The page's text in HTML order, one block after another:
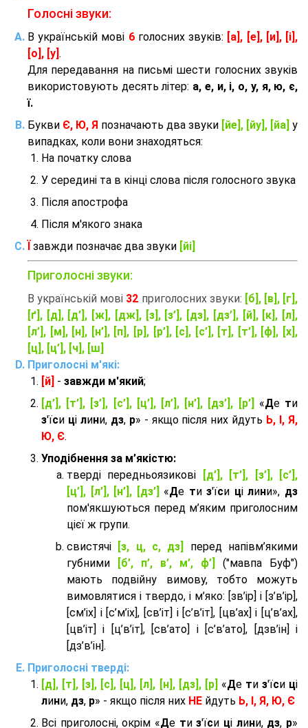
Голосні звуки:
В українській мові 6голосних звуків:
[а], [е], [и], [і],
[о], [у] .
Для передавання на письмі шести голосних звуків
використовують десять літер: а, е, и, і, о, у, я, ю, є,
ї.
Букви Є, Ю, Я позначають два звуки [йе], [йу], [йа] у
випадках, коли вони знаходяться:
На початку слова
У середині та в кінці слова після голосного звука
Після апострофа
Після м'якого знака
завжди позначає два звуки [йі]
Приголосні звуки:
В українській мові 32 приголосних звуки: [б], [в], [г],
[ґ], [д], [д’], [ж], [дж], [з], [з’], [дз], [дз’], [й], [к], [л],
[л’], [м], [н], [н’], [п], [р], [р’], [с], [с’], [т], [т’], [ф], [х],
[ц], [ц’], [ч], [ш]
Приголосні м'які:
[й] - завжди м'який;
[д’], [т’], [з’], [с’], [ц’], [л’], [н’], [дз’], [р’]
«Де ти
з'їси ці лини, дз, р» - якщо після них йдуть Ь, І, Я,
Ю, Є.
Уподібнення за м’якістю:
тверді передньоязикові
[д’], [т’], [з’], [с’],
[ц’], [л’], [н’], [дз’] «Де тиз'їси цілини», дз
пом'якшуються перед м’яким приголосним
цієї ж групи.
cвистячі
[з, ц, с, дз]
перед напівм’якими
губними
[б’, п’, в’, м’, ф’]
("мавпа Буф")
мають подвійну вимову, тобто можуть
вимовлятися і твердо, і м’яко: [зв’ір] і [з’в’ір],
[см’іх] і [с’м’іх], [св’іт] і [с’в’іт], [цв’ах] і [ц’в’ах],
[цв’іт] і [ц’в’іт], [св’ато] і [с’в’ато], [дзв’iн] і
[дз’в’iн].
Приголосні тверді:
[д], [т], [з], [с], [ц], [л], [н], [дз], [р] «Де ти з'їси ці
лини, дз, р» - якщо після них НЕ йдуть Ь, І, Я, Ю, Є
Всі приголосні, окрім «Де тиз'їси ці лини, дз, р»